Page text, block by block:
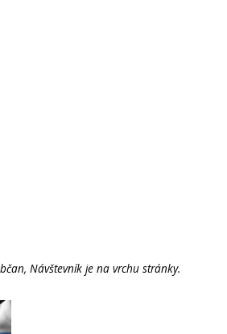
Návštevník je na vrchu stránky.